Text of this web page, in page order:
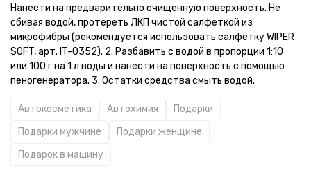
Нанести на предварительно очищенную поверхность. Не
сбивая водой, протереть ЛКП чистой салфеткой из
микрофибры (рекомендуется использовать салфетку WIPER
SOFT, арт. IT-0352). 2. Разбавить с водой в пропорции 1:10
или 100 г на 1 л воды и нанести на поверхность с помощью
пеногенератора. 3. Остатки средства смыть водой.
Автокосметика Автохимия
Подарки
Подарки мужчине
Подарки женщине
Подарок в машину